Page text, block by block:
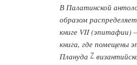
В Палатинской
образом
книге VII (эпитафии)
книга, где помещены
Плануда 7